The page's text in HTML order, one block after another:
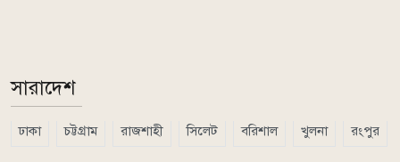
সারাদেশ
ঢাকা চট্টগ্রাম রাজশাহী সিলেট বরিশাল খুলনা রংপুর